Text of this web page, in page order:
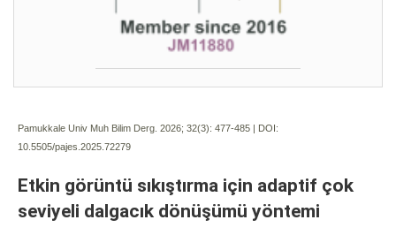
Pamukkale Univ Muh Bilim Derg. 2026; 32(3): 477-485 | DOI:
10.5505/pajes.2025.72279
Etkin görüntü sıkıştırma için adaptif çok
seviyeli dalgacık dönüşümü yöntemi